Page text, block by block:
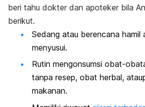
beri tahu dokter dan apoteker bila
berikut.
Sedang atau berencana hamil
menyusui.
Rutin mengonsumsi obat-
tanpa resep, obat herbal,
makanan.